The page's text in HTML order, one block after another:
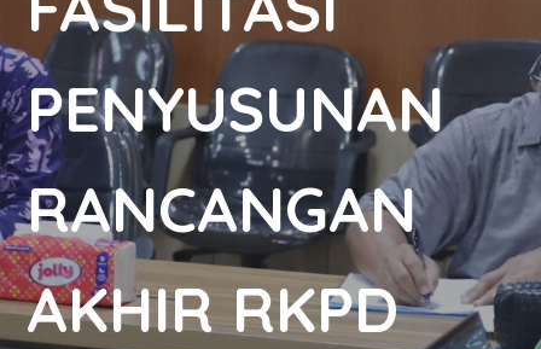
PENYUSUNAN
RANCANGAN
AKHIR RKPD